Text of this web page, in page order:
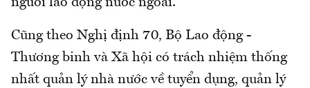
người lao động nước ngoài.
Cũng theo Nghị định 70, Bộ Lao động -
Thương binh và Xã hội có trách nhiệm thống
nhất quản lý nhà nước về tuyển dụng, quản lý